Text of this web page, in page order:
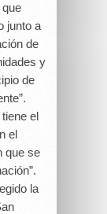
que
junto a
de
y
de
el
el
que se
la